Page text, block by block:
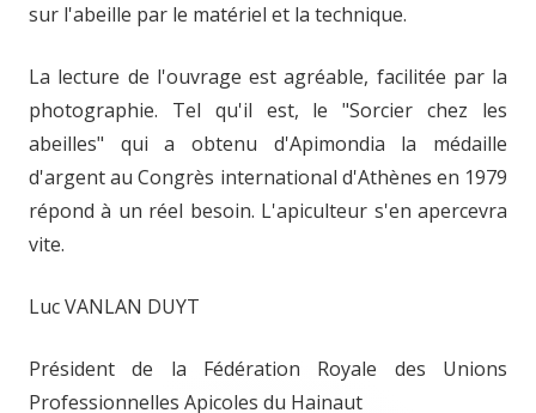
sur l'abeille par le matériel et la technique.
La lecture de l'ouvrage est agréable, facilitée par la
photographie. Tel qu'il est, le "Sorcier chez les
abeilles" qui a obtenu d'Apimondia la médaille
d'argent au Congrès international d'Athènes en 1979
répond à un réel besoin. L'apiculteur s'en apercevra
vite.
Luc VANLAN DUYT
Président de la Fédération Royale des Unions
Professionnelles Apicoles du Hainaut